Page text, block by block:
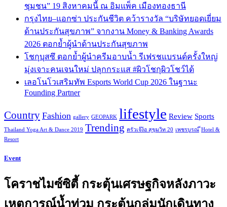
ชุมชน” 19 สิงหาคมนี้ ณ อิมแพ็ค เมืองทองธานี
กรุงไทย–แอกซ่า ประกันชีวิต คว้ารางวัล “บริษัทยอดเยี่ยม
ด้านประกันสุขภาพ” จากงาน Money & Banking Awards
2026 ตอกย้ำผู้นำด้านประกันสุขภาพ
โชกุบุสซึ ตอกย้ำผู้นำครีมอาบน้ำ รีเฟรชแบรนด์ครั้งใหญ่
มุ่งเจาะคนเจนใหม่ ปลุกกระแส #ผิวโชกุผิวโชว์ได้
เลอโนโวเสริมทัพ Esports World Cup 2026 ในฐานะ
Founding Partner
Country Fashion gallery GEOPARK lifestyle Review Sports
Thailand Yoga Art & Dance 2019 Trending ครัวเจ๊ง้อ สุขุมวิท 20 เพชรบูรณ์ ็Hotel &
Resort
Event
โคราชไมซ์ซิตี้ กระตุ้นเศรษฐกิจหลังภาวะ
เหตุการณ์น้ำท่วม กระตุ้นกลุ่มนักเดินทาง